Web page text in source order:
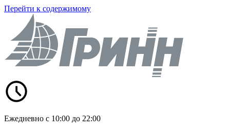
Перейти к содержимому
Ежедневно с 10:00 до 22:00